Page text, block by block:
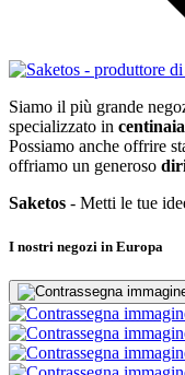
Siamo il più grande
specializzato in
Possiamo anche offrire
offriamo un generoso
Saketos - Metti le tue
I nostri negozi in Europa